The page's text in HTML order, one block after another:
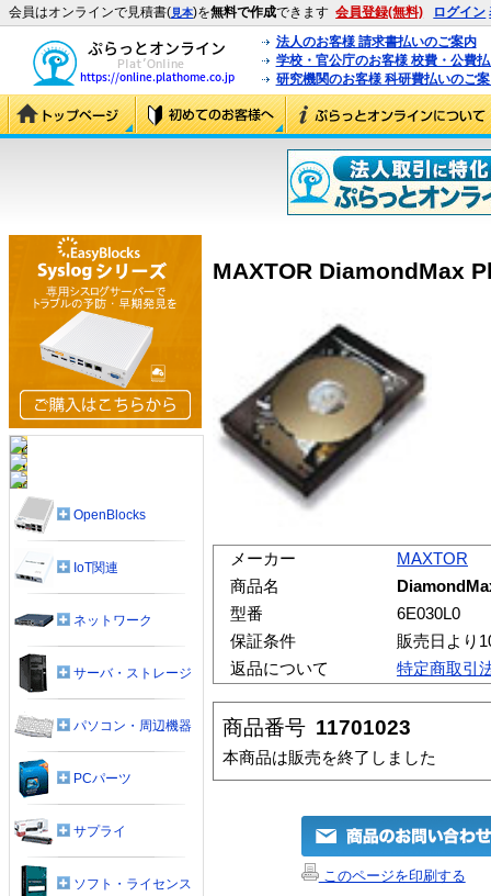
会員はオンラインで見積書(見本)を無料で作成できます 会員登録(無料) ログイン
法人のお客様 請求書払いのご案内
学校・官公庁のお客様 校費・公費
研究機関のお客様 科研費払いのご
MAXTOR DiamondMax
メーカー
MAXTOR
商品名
型番
6E030L0
保証条件
販売日より
返品について
特定商取引
商品番号 11701023
本商品は販売を終了しました
このページを印刷する
OpenBlocks
IoT関連
ネットワーク
サーバ・ストレージ
パソコン・周辺機器
PCパーツ
サプライ
ソフト・ライセンス